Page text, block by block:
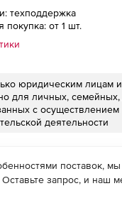
техподдержка
покупка: от 1 шт.
юридическим лицам
для личных,
с осуществлением
деятельности
поставок,
запрос, и наш